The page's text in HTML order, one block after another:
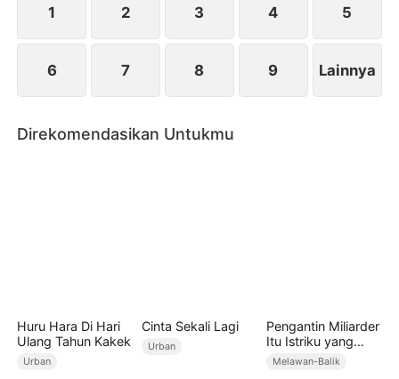
polisi. Pada akhirnya, Ria dan Ceri dihukum karena
1 2 3 4 5
6 7 8 9 Lainnya
Direkomendasikan Untukmu
Huru Hara Di Hari
Ulang Tahun Kakek
Urban
Cinta Sekali Lagi
Urban
Pengantin Miliarder
Itu Istriku yang
Selingkuh
Melawan-Balik